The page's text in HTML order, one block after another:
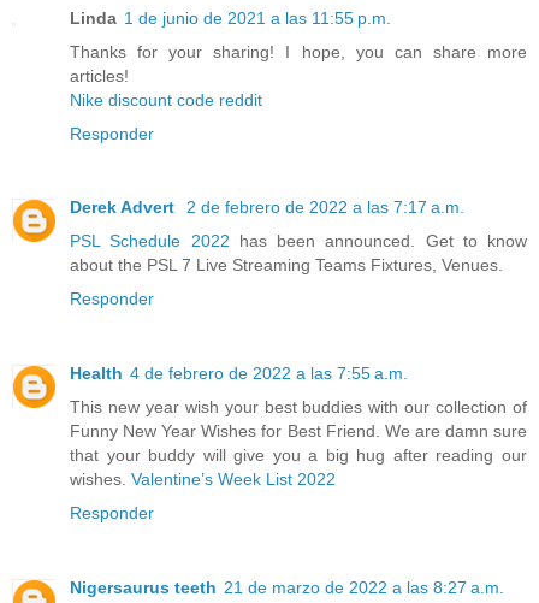
Linda 1 de junio de 2021 a las 11:55 p.m.
Thanks for your sharing! I hope, you can share more
articles!
Nike discount code reddit
Responder
Derek Advert
2 de febrero de 2022 a las 7:17 a.m.
PSL Schedule 2022 has been announced. Get to know
about the PSL 7 Live Streaming Teams Fixtures, Venues.
Responder
Health 4 de febrero de 2022 a las 7:55 a.m.
This new year wish your best buddies with our collection of
Funny New Year Wishes for Best Friend. We are damn sure
that your buddy will give you a big hug after reading our
wishes. Valentine’s Week List 2022
Responder
Nigersaurus teeth 21 de marzo de 2022 a las 8:27 a.m.